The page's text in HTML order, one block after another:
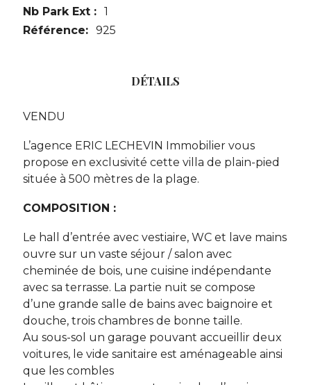
Nb Park Ext : 1
Référence: 925
DÉTAILS
VENDU
L’agence ERIC LECHEVIN Immobilier vous
propose en exclusivité cette villa de plain-pied
située à 500 mètres de la plage.
COMPOSITION :
Le hall d’entrée avec vestiaire, WC et lave mains
ouvre sur un vaste séjour / salon avec
cheminée de bois, une cuisine indépendante
avec sa terrasse. La partie nuit se compose
d’une grande salle de bains avec baignoire et
douche, trois chambres de bonne taille.
Au sous-sol un garage pouvant accueillir deux
voitures, le vide sanitaire est aménageable ainsi
que les combles